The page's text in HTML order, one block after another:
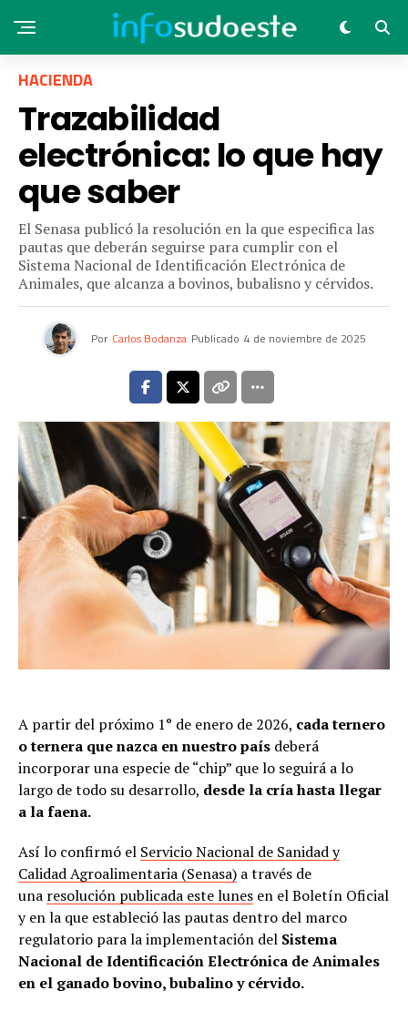
HACIENDA
Trazabilidad
electrónica: lo que hay
que saber
El Senasa publicó la resolución en la que especifica las
pautas que deberán seguirse para cumplir con el
Sistema Nacional de Identificación Electrónica de
Animales, que alcanza a bovinos, bubalisno y cérvidos.
Por Carlos Bodanza Publicado 4 de noviembre de 2025
A partir del próximo 1° de enero de 2026, cada ternero
o ternera que nazca en nuestro país deberá
incorporar una especie de “chip” que lo seguirá a lo
largo de todo su desarrollo, desde la cría hasta llegar
a la faena.
Así lo confirmó el Servicio Nacional de Sanidad y
Calidad Agroalimentaria (Senasa) a través de
una resolución publicada este lunes en el Boletín Oficial
y en la que estableció las pautas dentro del marco
regulatorio para la implementación del Sistema
Nacional de Identificación Electrónica de Animales
en el ganado bovino, bubalino y cérvido.